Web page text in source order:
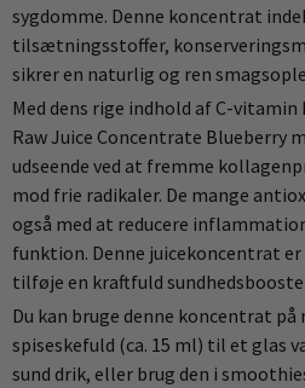
sygdomme. Denne koncentrat
tilsætningsstoffer,
sikrer en naturlig og ren
Med dens rige indhold af C-
Raw Juice Concentrate Blueberry
udseende ved at fremme
mod frie radikaler. De mange
også med at reducere
funktion. Denne juicekoncentrat
tilføje en kraftfuld
Du kan bruge denne koncentrat
spiseskefuld (ca. 15 ml) til et glas
sund drik, eller brug den i